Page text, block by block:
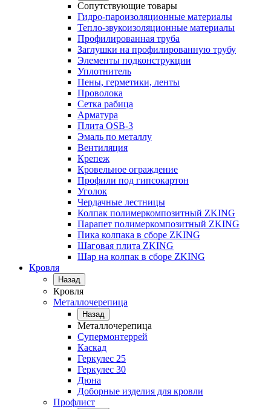
Сопутствующие товары
Гидро-пароизоляционные материалы
Тепло-звукоизоляционные материалы
Профилированная труба
Заглушки на профилированную трубу
Элементы подконструкции
Уплотнитель
Пены, герметики, ленты
Проволока
Сетка рабица
Арматура
Плита OSB-3
Эмаль по металлу
Вентиляция
Крепеж
Кровельное ограждение
Профили под гипсокартон
Уголок
Чердачные лестницы
Колпак полимеркомпозитный ZKING
Парапет полимеркомпозитный ZKING
Пика колпака в сборе ZKING
Шаговая плита ZKING
Шар на колпак в сборе ZKING
Кровля
Назад
Кровля
Металлочерепица
Назад
Металлочерепица
Супермонтеррей
Каскад
Геркулес 25
Геркулес 30
Дюна
Доборные изделия для кровли
Профлист